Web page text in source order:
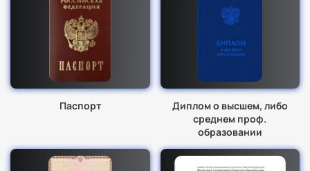
Паспорт
Диплом о высшем, либо
среднем проф.
образовании